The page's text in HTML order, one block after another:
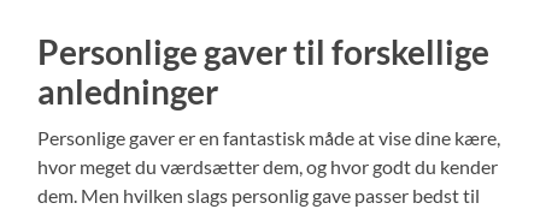
Personlige gaver til forskellige
anledninger
Personlige gaver er en fantastisk måde at vise dine kære,
hvor meget du værdsætter dem, og hvor godt du kender
dem. Men hvilken slags personlig gave passer bedst til